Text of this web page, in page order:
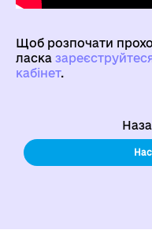
Щоб розпочати
ласка
кабінет.